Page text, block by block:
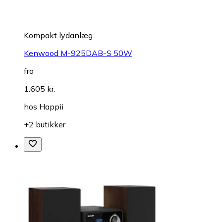
Kompakt lydanlæg
Kenwood M-925DAB-S 50W
fra
1.605 kr.
hos Happii
+2 butikker